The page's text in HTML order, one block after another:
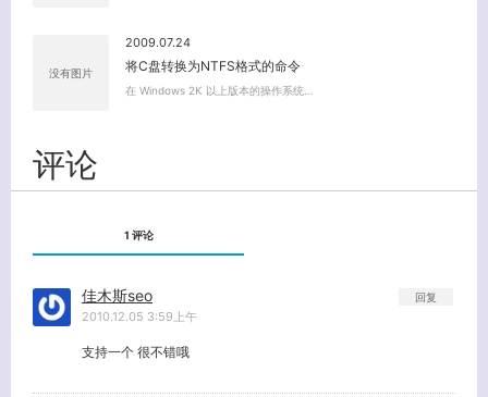
没有图片
2009.07.24
将C盘转换为NTFS格式的命令
在 Windows 2K 以上版本的操作系统…
评论
1 评论
佳木斯seo
2010.12.05 3:59上午
支持一个 很不错哦
回复